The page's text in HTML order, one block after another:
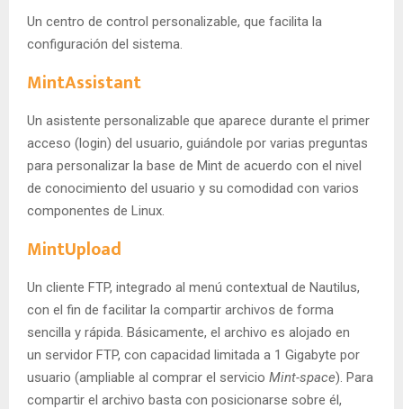
Un centro de control personalizable, que facilita la
configuración del sistema.
MintAssistant
Un asistente personalizable que aparece durante el primer
acceso (login) del usuario, guiándole por varias preguntas
para personalizar la base de Mint de acuerdo con el nivel
de conocimiento del usuario y su comodidad con varios
componentes de Linux.
MintUpload
Un cliente FTP, integrado al menú contextual de Nautilus,
con el fin de facilitar la compartir archivos de forma
sencilla y rápida. Básicamente, el archivo es alojado en
un servidor FTP, con capacidad limitada a 1 Gigabyte por
usuario (ampliable al comprar el servicio Mint-space). Para
compartir el archivo basta con posicionarse sobre él,